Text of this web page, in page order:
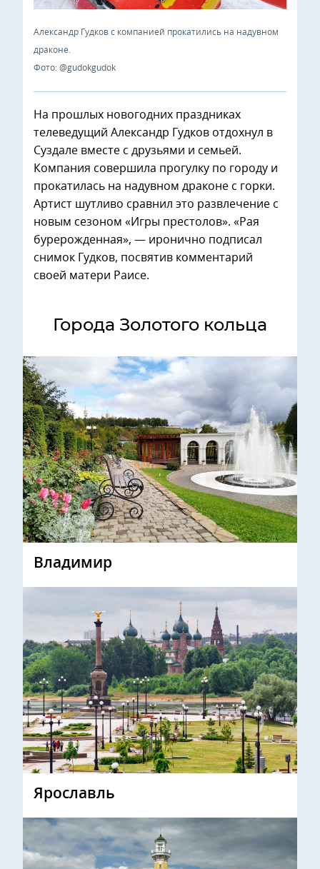
Александр Гудков с компанией прокатились на надувном
драконе.
Фото: @gudokgudok
На прошлых новогодних праздниках
телеведущий Александр Гудков отдохнул в
Суздале вместе с друзьями и семьей.
Компания совершила прогулку по городу и
прокатилась на надувном драконе с горки.
Артист шутливо сравнил это развлечение с
новым сезоном «Игры престолов». «Рая
бурерожденная», — иронично подписал
снимок Гудков, посвятив комментарий
своей матери Раисе.
Города Золотого кольца
Владимир
Ярославль